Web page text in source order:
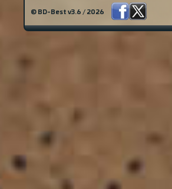
© BD-Best v3.6 / 2026